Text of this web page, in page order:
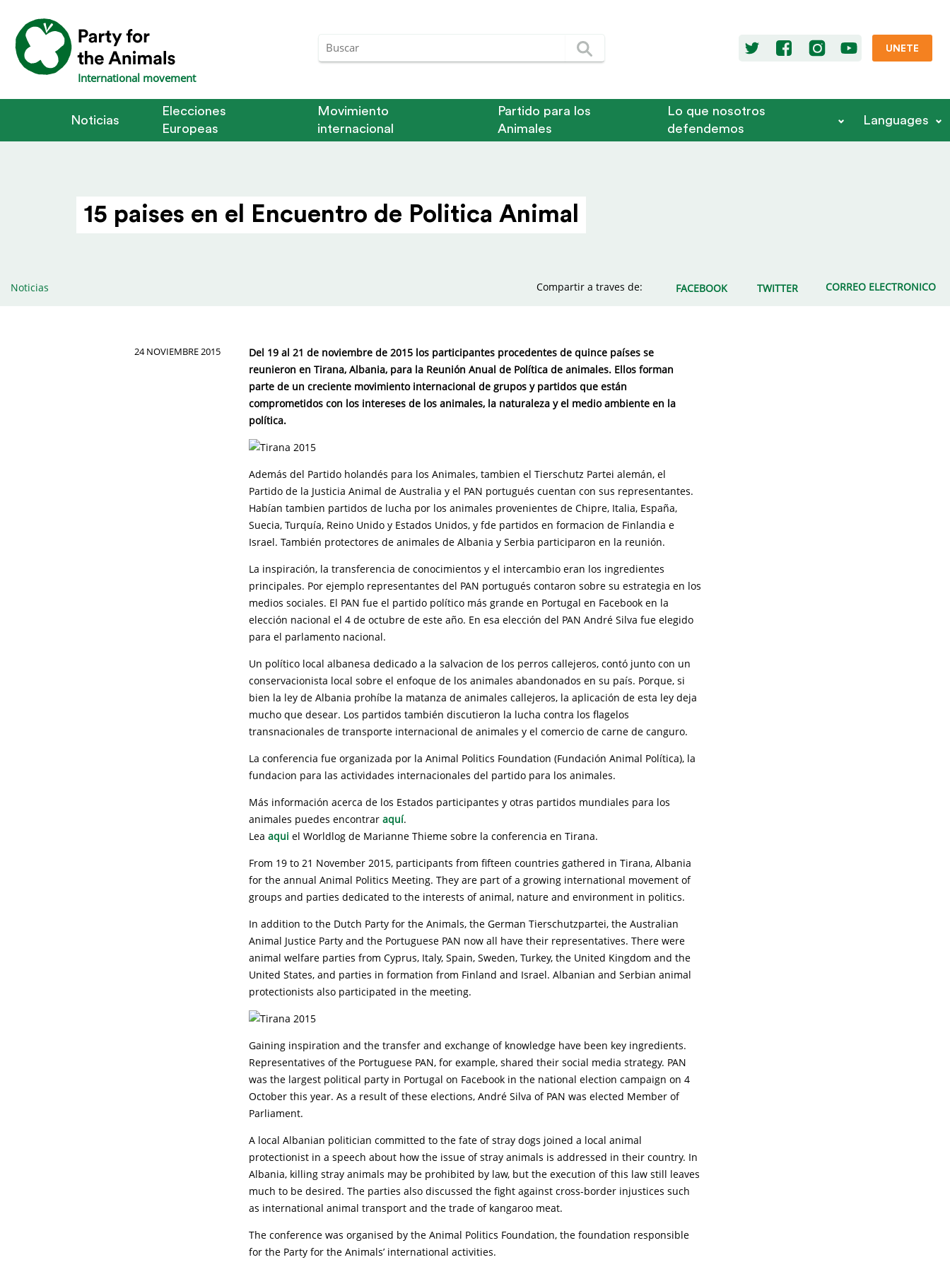
International movement
UNETE
Noticias
Elecciones
Europeas
Movimiento
internacional
Partido para los
Animales
Lo que nosotros
defendemos
Languages
15 paises en el Encuentro de Politica Animal
Noticias Compartir a traves de: FACEBOOK TWITTER CORREO ELECTRONICO
24 NOVIEMBRE 2015
Del 19 al 21 de noviembre de 2015 los participantes procedentes de quince países se
reunieron en Tirana, Albania, para la Reunión Anual de Política de animales. Ellos forman
parte de un creciente movimiento internacional de grupos y partidos que están
comprometidos con los intereses de los animales, la naturaleza y el medio ambiente en la
política.
Además del Partido holandés para los Animales, tambien el Tierschutz Partei alemán, el
Partido de la Justicia Animal de Australia y el PAN portugués cuentan con sus representantes.
Habían tambien partidos de lucha por los animales provenientes de Chipre, Italia, España,
Suecia, Turquía, Reino Unido y Estados Unidos, y fde partidos en formacion de Finlandia e
Israel. También protectores de animales de Albania y Serbia participaron en la reunión.
La inspiración, la transferencia de conocimientos y el intercambio eran los ingredientes
principales. Por ejemplo representantes del PAN portugués contaron sobre su estrategia en los
medios sociales. El PAN fue el partido político más grande en Portugal en Facebook en la
elección nacional el 4 de octubre de este año. En esa elección del PAN André Silva fue elegido
para el parlamento nacional.
Un político local albanesa dedicado a la salvacion de los perros callejeros, contó junto con un
conservacionista local sobre el enfoque de los animales abandonados en su país. Porque, si
bien la ley de Albania prohíbe la matanza de animales callejeros, la aplicación de esta ley deja
mucho que desear. Los partidos también discutieron la lucha contra los flagelos
transnacionales de transporte internacional de animales y el comercio de carne de canguro.
La conferencia fue organizada por la Animal Politics Foundation (Fundación Animal Política), la
fundacion para las actividades internacionales del partido para los animales.
Más información acerca de los Estados participantes y otras partidos mundiales para los
animales puedes encontrar aquí.
Lea aqui el Worldlog de Marianne Thieme sobre la conferencia en Tirana.
From 19 to 21 November 2015, participants from fifteen countries gathered in Tirana, Albania
for the annual Animal Politics Meeting. They are part of a growing international movement of
groups and parties dedicated to the interests of animal, nature and environment in politics.
In addition to the Dutch Party for the Animals, the German Tierschutzpartei, the Australian
Animal Justice Party and the Portuguese PAN now all have their representatives. There were
animal welfare parties from Cyprus, Italy, Spain, Sweden, Turkey, the United Kingdom and the
United States, and parties in formation from Finland and Israel. Albanian and Serbian animal
protectionists also participated in the meeting.
Gaining inspiration and the transfer and exchange of knowledge have been key ingredients.
Representatives of the Portuguese PAN, for example, shared their social media strategy. PAN
was the largest political party in Portugal on Facebook in the national election campaign on 4
October this year. As a result of these elections, André Silva of PAN was elected Member of
Parliament.
A local Albanian politician committed to the fate of stray dogs joined a local animal
protectionist in a speech about how the issue of stray animals is addressed in their country. In
Albania, killing stray animals may be prohibited by law, but the execution of this law still leaves
much to be desired. The parties also discussed the fight against cross-border injustices such
as international animal transport and the trade of kangaroo meat.
The conference was organised by the Animal Politics Foundation, the foundation responsible
for the Party for the Animals’ international activities.